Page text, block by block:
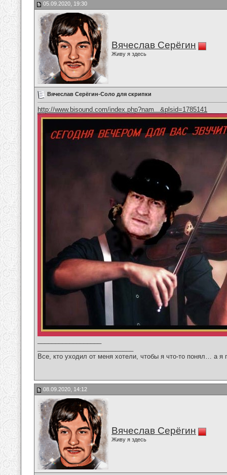
05.09.2020, 19:30
Вячеслав Серёгин
Живу я здесь
Вячеслав Серёгин-Соло для скрипки
http://www.bisound.com/index.php?nam...&plsid=1785141
Все, кто уходил от меня хотели, чтобы я что-то понял… а
08.09.2020, 14:12
Вячеслав Серёгин
Живу я здесь